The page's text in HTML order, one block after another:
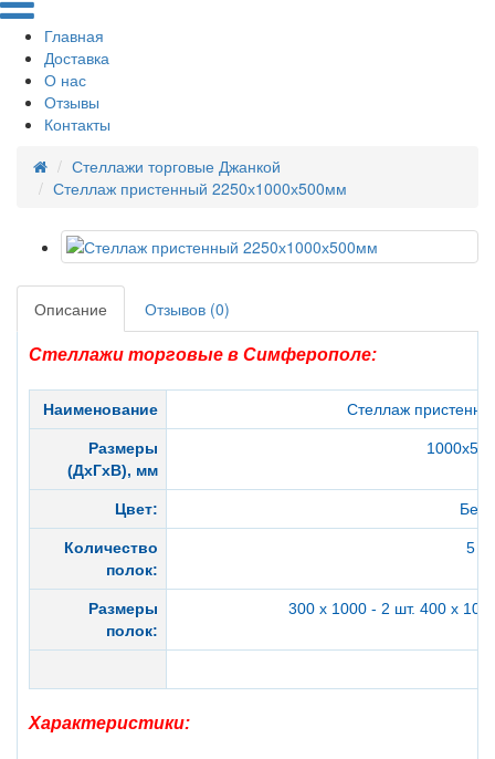
Главная
Доставка
О нас
Отзывы
Контакты
Стеллажи торговые Джанкой
Стеллаж пристенный 2250х1000х500мм
Описание Отзывов (0)
Стеллажи торговые в Симферополе:
Наименование Стеллаж
Размеры
(ДхГхВ), мм
Цвет:
Количество
полок:
5
Размеры
полок:
300 х 1000 - 2 шт. 400 х
Характеристики: